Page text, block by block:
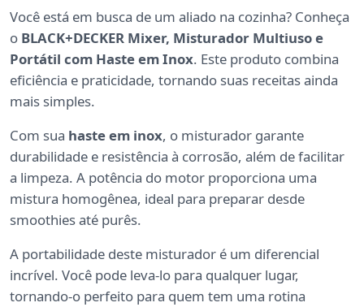
Você está em busca de um aliado na cozinha? Conheça
o BLACK+DECKER Mixer, Misturador Multiuso e
Portátil com Haste em Inox. Este produto combina
eficiência e praticidade, tornando suas receitas ainda
mais simples.
Com sua haste em inox, o misturador garante
durabilidade e resistência à corrosão, além de facilitar
a limpeza. A potência do motor proporciona uma
mistura homogênea, ideal para preparar desde
smoothies até purês.
A portabilidade deste misturador é um diferencial
incrível. Você pode leva-lo para qualquer lugar,
tornando-o perfeito para quem tem uma rotina